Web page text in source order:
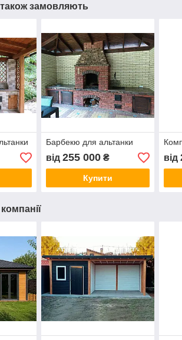
замовляють
Барбекю для альтанки
від 255 000₴
Купити
від